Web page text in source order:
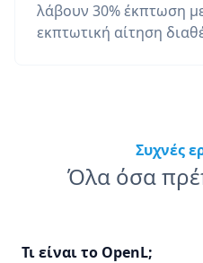
λάβουν 30% έκπτωση
εκπτωτική αίτηση
Συχνές
Όλα όσα
Τι είναι το OpenL;